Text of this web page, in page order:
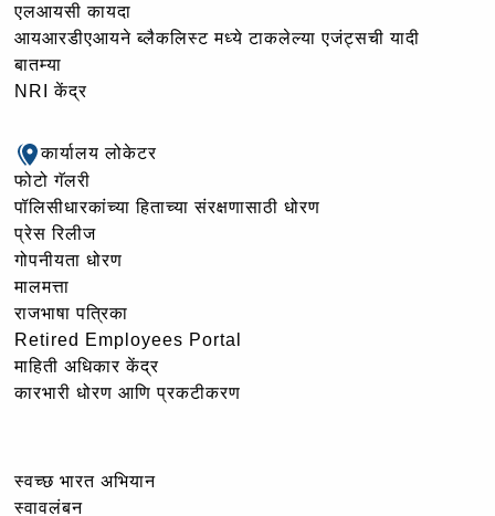
एलआयसी कायदा
आयआरडीएआयने ब्लैकलिस्ट मध्ये टाकलेल्या एजंट्सची यादी
बातम्या
NRI केंद्र
कार्यालय लोकेटर
फोटो गॅलरी
पॉलिसीधारकांच्या हिताच्या संरक्षणासाठी धोरण
प्रेस रिलीज
गोपनीयता धोरण
मालमत्ता
राजभाषा पत्रिका
Retired Employees Portal
माहिती अधिकार केंद्र
कारभारी धोरण आणि प्रकटीकरण
स्वच्छ भारत अभियान
स्वावलंबन